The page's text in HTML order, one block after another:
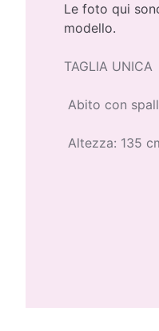
Le foto qui
modello.
TAGLIA UNICA
Abito con
Altezza: 135